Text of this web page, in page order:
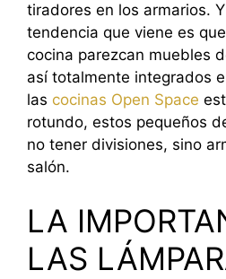
tiradores en los armarios.
tendencia que viene es
cocina parezcan muebles
así totalmente integrados
las cocinas Open Space
rotundo, estos pequeños
no tener divisiones, sino
salón.
LA
LAS